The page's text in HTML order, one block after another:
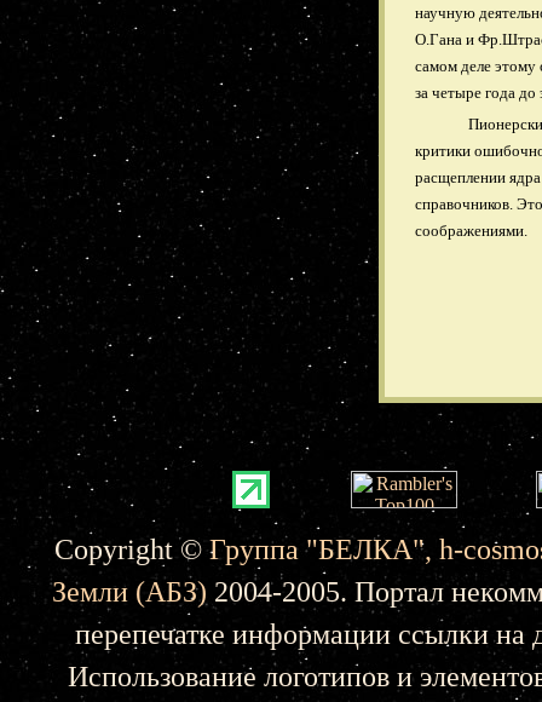
научную
О.Гана и
самом деле этому
за четыре года
критики
расщеплении
справочников.
соображениями.
Copyright ©Группа "БЕЛКА", h-
Земли (АБЗ) 2004-2005. Портал
перепечатке информации ссылки на
Использование логотипов и